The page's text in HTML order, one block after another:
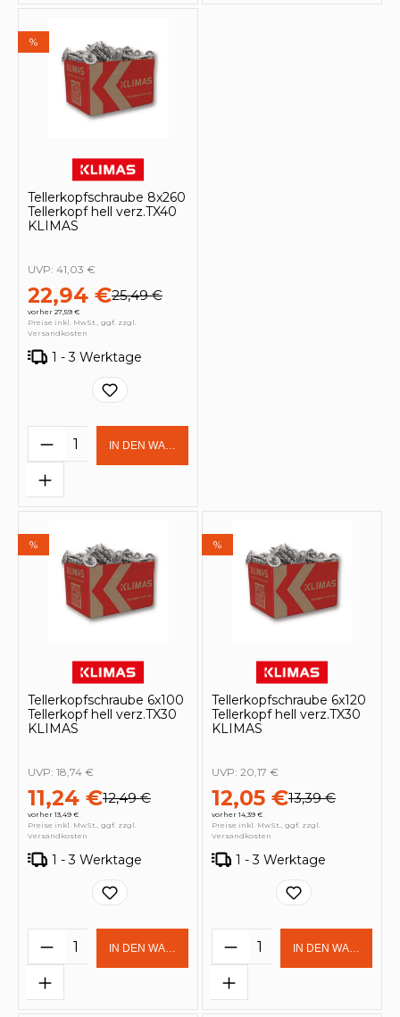
%
Tellerkopfschraube 8x260
Tellerkopf hell verz.TX40
KLIMAS
22,94 €25,49 €
vorher 27,59 €
UVP: 41,03 €
Preise inkl. MwSt., ggf. zzgl.
Versandkosten
1 - 3 Werktage
Produkt Anzahl: Gib den
IN DEN WARENKORB
%
Tellerkopfschraube 6x100
Tellerkopf hell verz.TX30
KLIMAS
11,24 €12,49 €
vorher 13,49 €
UVP: 18,74 €
Preise inkl. MwSt., ggf. zzgl.
Versandkosten
1 - 3 Werktage
Produkt Anzahl: Gib den
IN DEN WARENKORB
%
Tellerkopfschraube 6x120
Tellerkopf hell verz.TX30
KLIMAS
12,05 €13,39 €
vorher 14,39 €
UVP: 20,17 €
Preise inkl. MwSt., ggf. zzgl.
Versandkosten
1 - 3 Werktage
Produkt Anzahl:
IN DEN